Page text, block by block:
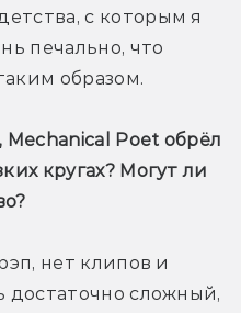
с которым я
печально, что
образом.
Poet обрёл
кругах? Могут ли
нет клипов и
достаточно сложный,